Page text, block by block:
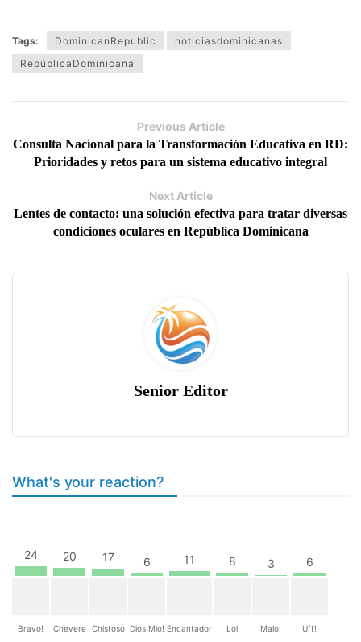
Tags: DominicanRepublic
noticiasdominicanas
RepúblicaDominicana
Previous Article
Consulta Nacional para la Transformación Educativa en RD:
Prioridades y retos para un sistema educativo integral
Next Article
Lentes de contacto: una solución efectiva para tratar diversas
condiciones oculares en República Dominicana
Senior Editor
What's your reaction?
24
Bravo!
20
Chevere
17
Chistoso
6
Dios Mio!
11
Encantador
8
Lol
3
Malo!
6
Uff!